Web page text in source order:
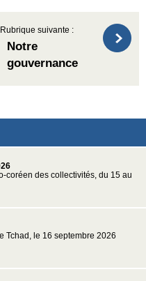
Rubrique suivante :
Notre
gouvernance
coréen des collectivités, du 15 au
Tchad, le 16 septembre 2026